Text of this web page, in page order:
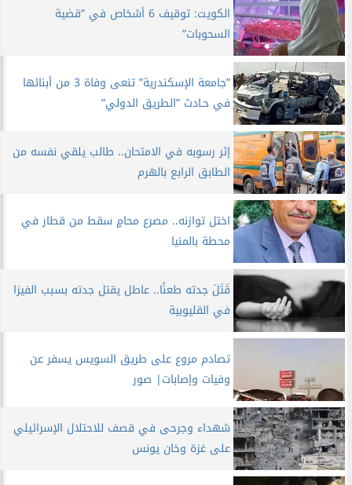
الكويت: توقيف 6 أشخاص في ”قضية
السحوبات”
”جامعة الإسكندرية” تنعى وفاة 3 من أبنائها
في حـادث ”الطريق الدولي”
إثر رسوبه في الامتحان.. طالب يلقي نفسه من
الطابق الرابع بالهرم
اختل توازنه.. مصرع محامٍ سقط من قطار في
محطة بالمنيا
قَتَلَ جدته طعنًا.. عاطل يقتل جدته بسبب الفيزا
في القليوبية
تصادم مروع على طريق السويس يسفر عن
وفيات وإصابات| صور
شهداء وجرحى في قصف للاحتلال الإسرائيلي
على غزة وخان يونس